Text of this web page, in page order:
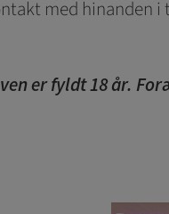
med hinanden
er fyldt 18 år.